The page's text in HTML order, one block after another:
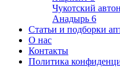
Чукотский
Анадырь 6
Статьи и подборки
О нас
Контакты
Политика